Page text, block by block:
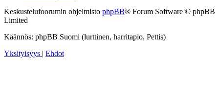
Keskustelufoorumin ohjelmisto phpBB® Forum Software © phpBB
Limited
Käännös: phpBB Suomi (lurttinen, harritapio, Pettis)
Yksityisyys
Ehdot